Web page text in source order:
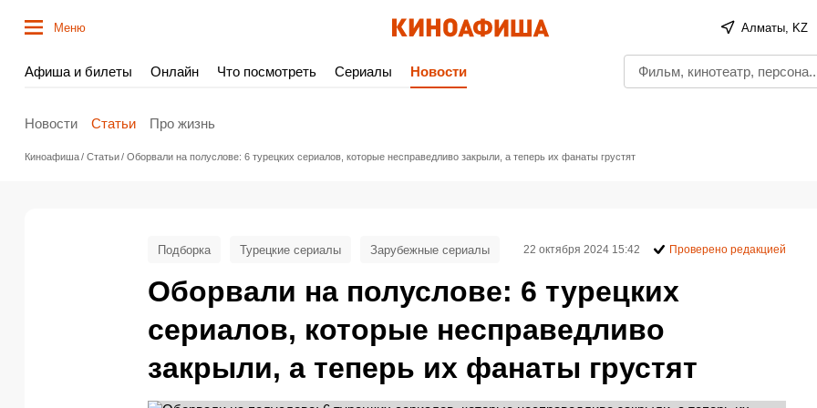
Меню Алматы, KZ
Афиша и билеты Онлайн Что посмотреть Сериалы Новости
Новости Статьи Про жизнь
Киноафиша Статьи Оборвали на полуслове: 6 турецких сериалов, которые несправедливо закрыли, а теперь их фанаты грустят
Оборвали на полуслове: 6 турецких
сериалов, которые несправедливо
закрыли, а теперь их фанаты грустят
Подборка Турецкие сериалы Зарубежные сериалы 22 октября 2024 15:42 Проверено редакцией